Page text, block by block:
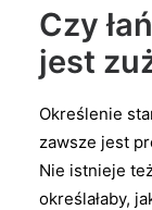
Czy
jest
Określenie
zawsze jest
Nie istnieje
określałaby,